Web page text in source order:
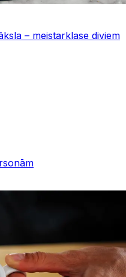
– meistarklase diviem